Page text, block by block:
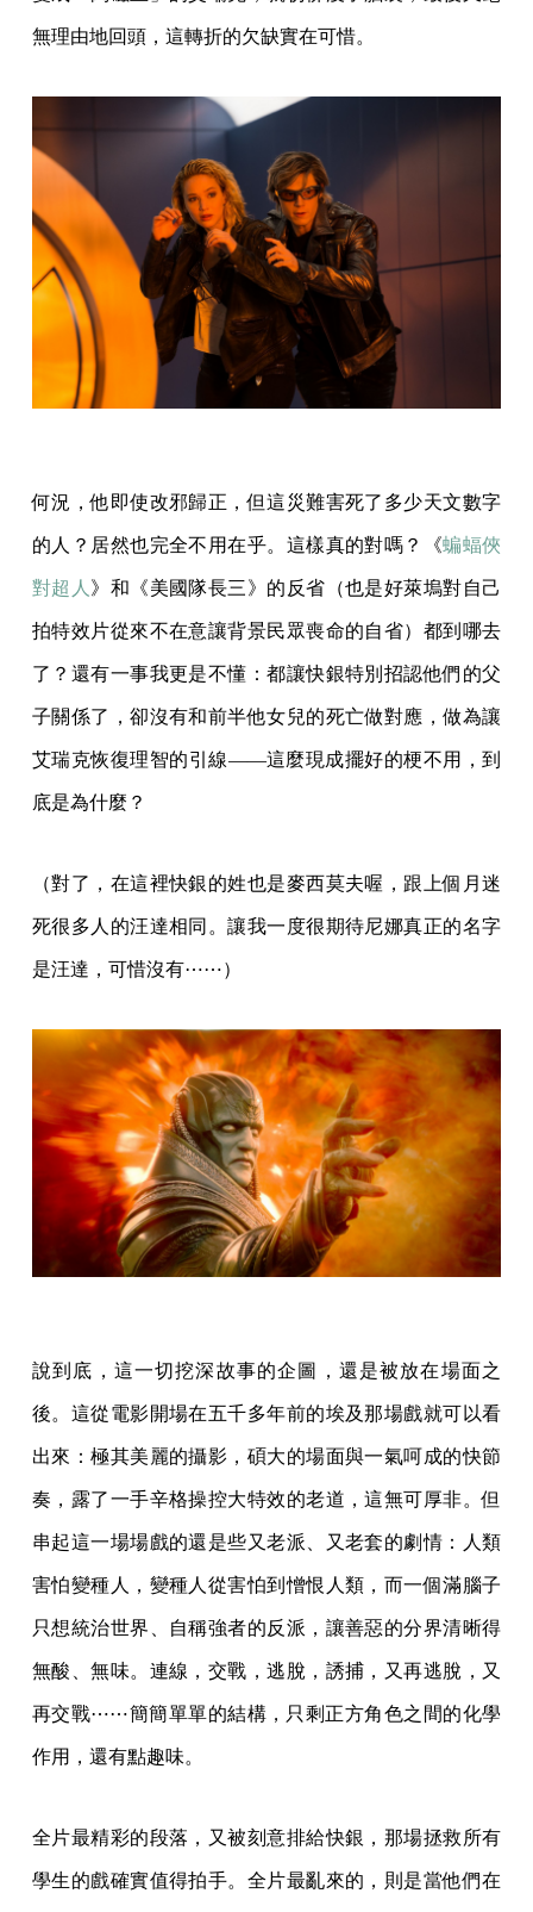
無理由地回頭，這轉折的欠缺實在可惜。
何況，他即使改邪歸正，但這災難害死了多少天文數字
的人？居然也完全不用在乎。這樣真的對嗎？《蝙蝠俠
對超人 》和《美國隊長三》的反省（也是好萊塢對自己
拍特效片從來不在意讓背景民眾喪命的自省）都到哪去
了？還有一事我更是不懂：都讓快銀特別招認他們的父
子關係了，卻沒有和前半他女兒的死亡做對應，做為讓
艾瑞克恢復理智的引線——這麼現成擺好的梗不用，到
底是為什麼？
（對了，在這裡快銀的姓也是麥西莫夫喔，跟上個月迷
死很多人的汪達相同。讓我一度很期待尼娜真正的名字
是汪達，可惜沒有⋯⋯）
說到底，這一切挖深故事的企圖，還是被放在場面之
後。這從電影開場在五千多年前的埃及那場戲就可以看
出來：極其美麗的攝影，碩大的場面與一氣呵成的快節
奏，露了一手辛格操控大特效的老道，這無可厚非。但
串起這一場場戲的還是些又老派、又老套的劇情：人類
害怕變種人，變種人從害怕到憎恨人類，而一個滿腦子
只想統治世界、自稱強者的反派，讓善惡的分界清晰得
無酸、無味。連線，交戰，逃脫，誘捕，又再逃脫，又
再交戰⋯⋯簡簡單單的結構，只剩正方角色之間的化學
作用，還有點趣味。
全片最精彩的段落，又被刻意排給快銀，那場拯救所有
學生的戲確實值得拍手。全片最亂來的，則是當他們在